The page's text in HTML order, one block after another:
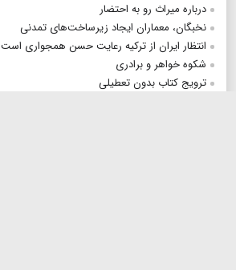
درباره میراث رو به احتضار
نخبگان، معماران ایجاد زیرساخت‌های تمدنی
انتظار ایران از ترکیه رعایت حسن همجواری است
شکوه خواهر و برادری
ترویج کتاب بدون تعطیلی